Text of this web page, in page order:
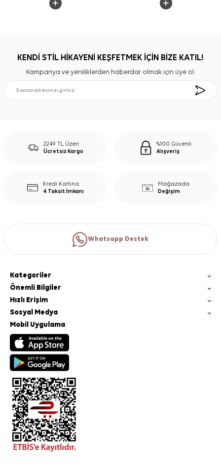
KENDİ STİL HİKAYENİ KEŞFETMEK İÇİN BİZE KATIL!
Kampanya ve yeniliklerden haberdar olmak için üye ol.
2249 TL Üzeri
Ücretsiz Kargo
%100 Güvenli
Alışveriş
Kredi Kartına
4 Taksit İmkanı
Mağazada
Değişim
Whatsapp Destek
Kategoriler
Önemli Bilgiler
Hızlı Erişim
Sosyal Medya
Mobil Uygulama